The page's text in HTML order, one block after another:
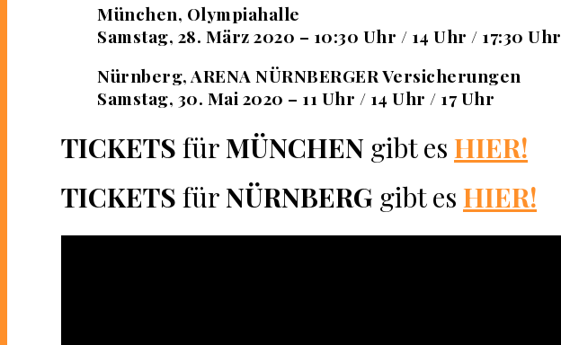
München, Olympiahalle
Samstag, 28. März 2020 – 10:30 Uhr / 14 Uhr / 17:30 Uhr
Nürnberg, ARENA NÜRNBERGER Versicherungen
Samstag, 30. Mai 2020 – 11 Uhr / 14 Uhr / 17 Uhr
TICKETS fürMÜNCHEN gibt es HIER!
TICKETS fürNÜRNBERG gibt es HIER!